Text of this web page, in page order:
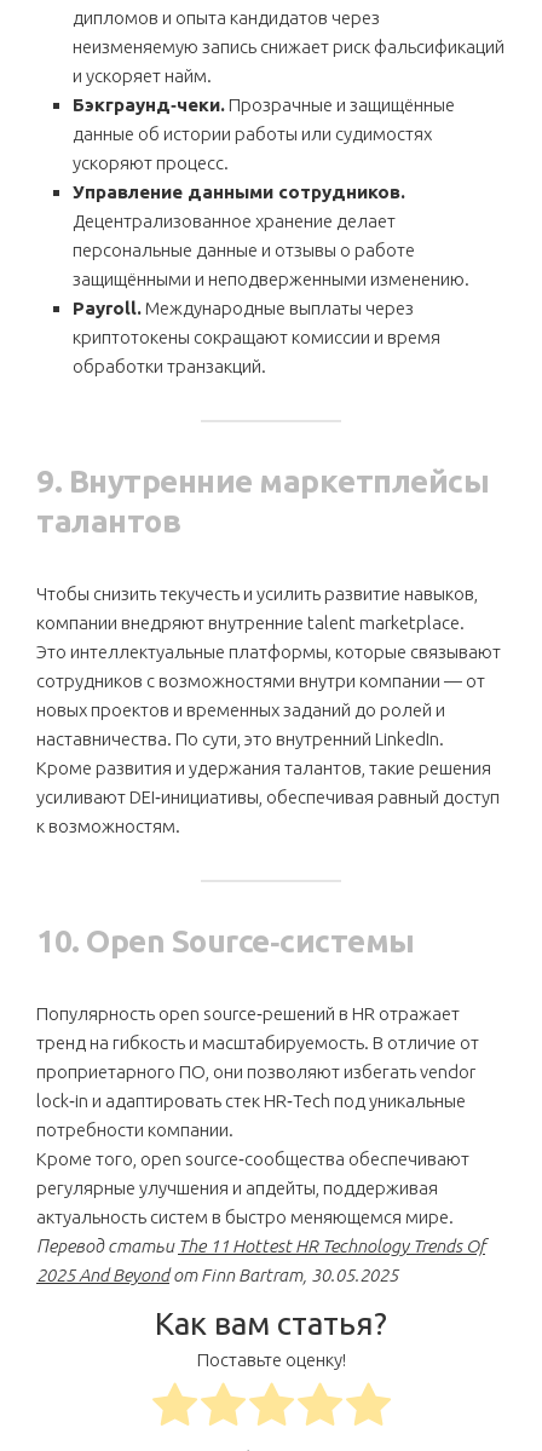
дипломов и опыта кандидатов через
неизменяемую запись снижает риск фальсификаций
и ускоряет найм.
Бэкграунд‑чеки. Прозрачные и защищённые
данные об истории работы или судимостях
ускоряют процесс.
Управление данными сотрудников.
Децентрализованное хранение делает
персональные данные и отзывы о работе
защищёнными и неподверженными изменению.
Payroll. Международные выплаты через
криптотокены сокращают комиссии и время
обработки транзакций.
9. Внутренние маркетплейсы
талантов
Чтобы снизить текучесть и усилить развитие навыков,
компании внедряют внутренние talent marketplace.
Это интеллектуальные платформы, которые связывают
сотрудников с возможностями внутри компании — от
новых проектов и временных заданий до ролей и
наставничества. По сути, это внутренний LinkedIn.
Кроме развития и удержания талантов, такие решения
усиливают DEI‑инициативы, обеспечивая равный доступ
к возможностям.
10. Open Source‑системы
Популярность open source‑решений в HR отражает
тренд на гибкость и масштабируемость. В отличие от
проприетарного ПО, они позволяют избегать vendor
lock‑in и адаптировать стек HR‑Tech под уникальные
потребности компании.
Кроме того, open source‑сообщества обеспечивают
регулярные улучшения и апдейты, поддерживая
актуальность систем в быстро меняющемся мире.
Перевод статьи The 11 Hottest HR Technology Trends Of
2025 And Beyondот Finn Bartram, 30.05.2025
Как вам статья?
Поставьте оценку!